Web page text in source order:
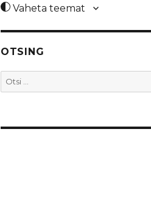
Vaheta teemat
OTSING
Otsi: